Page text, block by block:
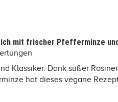
mit frischer Pfefferminze
Klassiker. Dank süßer
hat dieses vegane